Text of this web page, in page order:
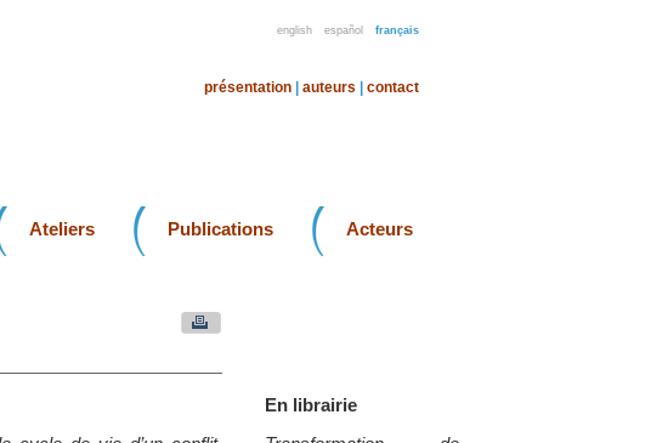
english español français
présentation auteurs contact
Ateliers Publications Acteurs
En librairie